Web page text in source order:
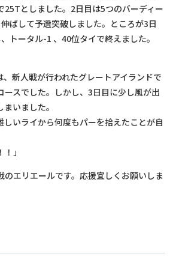
25Tとしました。2日目は5つのバーディー
ばして予選突破しました。ところが3日
トータル-1 、40位タイで終えました。
、新人戦が行われたグレートアイランドで
ースでした。しかし、3日目に少し風が出
いました。
しいライから何度もパーを拾えたことが自
」
のエリエールです。応援宜しくお願いしま